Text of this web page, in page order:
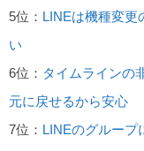
5位： LINEは機種変更
い
6位： タイムラインの
元に戻せるから安心
7位： LINEのグループ